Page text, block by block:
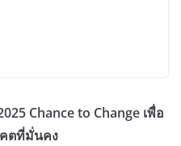
Chance to Change เพื่อ
ตที่มั่นคง